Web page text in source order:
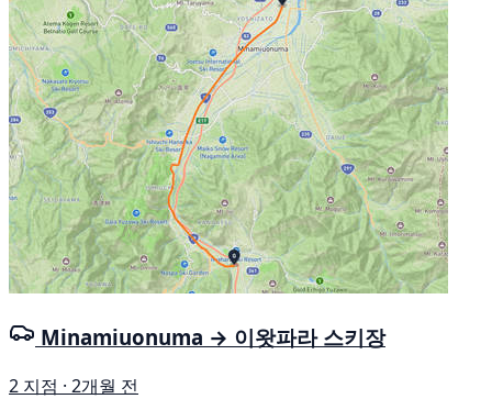
Minamiuonuma → 이왓파라 스키장
2 지점 · 2개월 전